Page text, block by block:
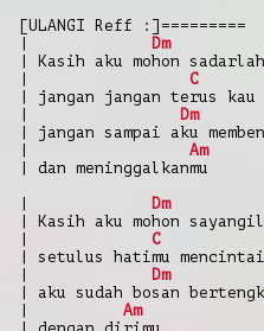
[ULANGI Reff :]=========
| Dm
| Kasih aku mohon
| C
| jangan jangan terus
| Dm
| jangan sampai aku
| Am
| dan meninggalkanmu
| Dm
| Kasih aku mohon
| C
| setulus hatimu
| Dm
| aku sudah bosan
| Am
| dengan dirimu